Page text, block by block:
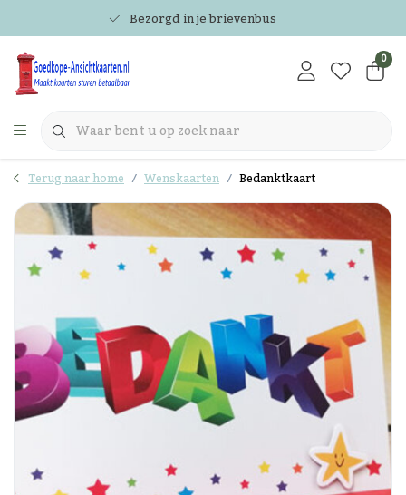
Bezorgd in je brievenbus
0
Terug naar home Wenskaarten Bedanktkaart